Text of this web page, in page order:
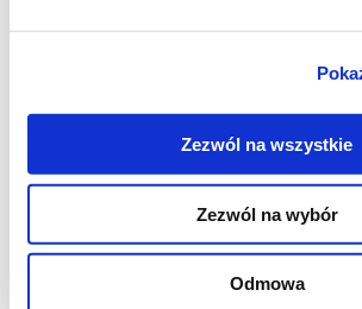
Zezwól na wszystkie
Zezwól na wybór
Odmowa
drożdże suszone instant -
jajko - 1 szt.
sól - 1 łyżeczka
cukier - 5 g
mleko - 125 ml
zaczyn - 130 g
olej rzepakowy - 30 ml